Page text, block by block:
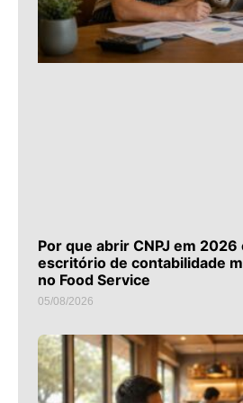
Por que abrir CNPJ em 2026
escritório de contabilidade
no Food Service
05/08/2026